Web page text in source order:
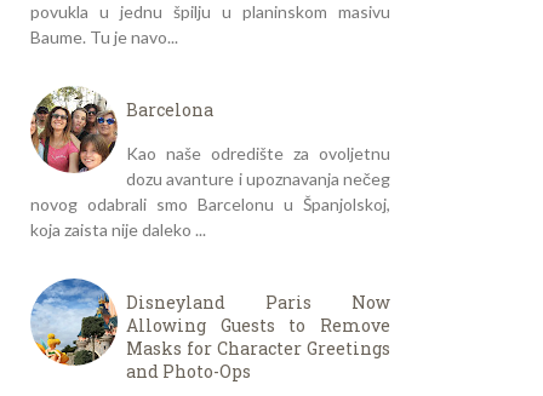
povukla u jednu špilju u planinskom masivu
Baume. Tu je navo...
Barcelona
Kao naše odredište za ovoljetnu
dozu avanture i upoznavanja nečeg
novog odabrali smo Barcelonu u Španjolskoj,
koja zaista nije daleko ...
Disneyland Paris Now
Allowing Guests to Remove
Masks for Character Greetings
and Photo-Ops